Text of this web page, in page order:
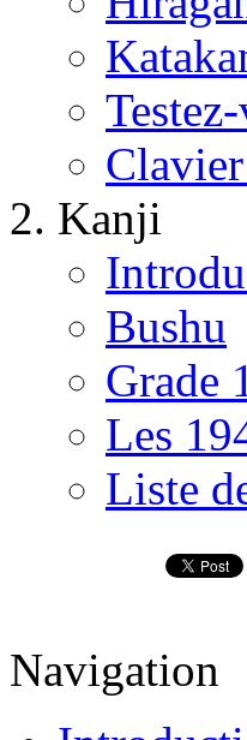
Kanji
Bushu
Grade
Les
Liste
Navigation